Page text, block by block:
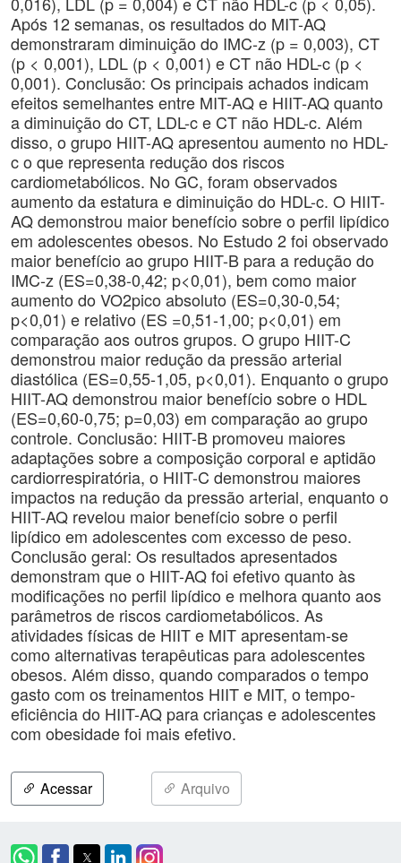
Após 12 semanas, os resultados do MIT-AQ
demonstraram diminuição do IMC-z (p = 0,003), CT
(p < 0,001), LDL (p < 0,001) e CT não HDL-c (p <
0,001). Conclusão: Os principais achados indicam
efeitos semelhantes entre MIT-AQ e HIIT-AQ quanto
a diminuição do CT, LDL-c e CT não HDL-c. Além
disso, o grupo HIIT-AQ apresentou aumento no HDL-
c o que representa redução dos riscos
cardiometabólicos. No GC, foram observados
aumento da estatura e diminuição do HDL-c. O HIIT-
AQ demonstrou maior benefício sobre o perfil lipídico
em adolescentes obesos. No Estudo 2 foi observado
maior benefício ao grupo HIIT-B para a redução do
IMC-z (ES=0,38-0,42; p<0,01), bem como maior
aumento do VO2pico absoluto (ES=0,30-0,54;
p<0,01) e relativo (ES =0,51-1,00; p<0,01) em
comparação aos outros grupos. O grupo HIIT-C
demonstrou maior redução da pressão arterial
diastólica (ES=0,55-1,05, p<0,01). Enquanto o grupo
HIIT-AQ demonstrou maior benefício sobre o HDL
(ES=0,60-0,75; p=0,03) em comparação ao grupo
controle. Conclusão: HIIT-B promoveu maiores
adaptações sobre a composição corporal e aptidão
cardiorrespiratória, o HIIT-C demonstrou maiores
impactos na redução da pressão arterial, enquanto o
HIIT-AQ revelou maior benefício sobre o perfil
lipídico em adolescentes com excesso de peso.
Conclusão geral: Os resultados apresentados
demonstram que o HIIT-AQ foi efetivo quanto às
modificações no perfil lipídico e melhora quanto aos
parâmetros de riscos cardiometabólicos. As
atividades físicas de HIIT e MIT apresentam-se
como alternativas terapêuticas para adolescentes
obesos. Além disso, quando comparados o tempo
gasto com os treinamentos HIIT e MIT, o tempo-
eficiência do HIIT-AQ para crianças e adolescentes
com obesidade foi mais efetivo.
Acessar Arquivo